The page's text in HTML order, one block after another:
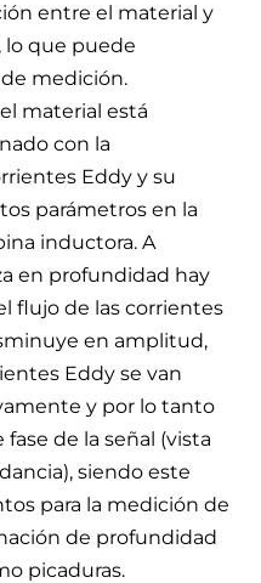
entre el material y
lo que puede
medición.
material está
con la
Eddy y su
parámetros en la
inductora. A
en profundidad hay
flujo de las corrientes
en amplitud,
Eddy se van
y por lo tanto
de la señal (vista
siendo este
para la medición de
de profundidad
picaduras.